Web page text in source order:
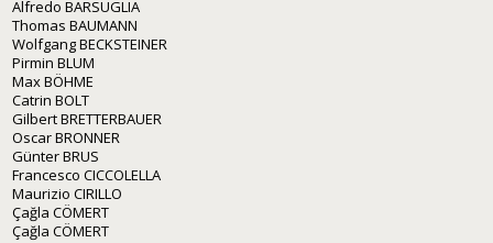
Alfredo BARSUGLIA
Thomas BAUMANN
Wolfgang BECKSTEINER
Pirmin BLUM
Max BÖHME
Catrin BOLT
Gilbert BRETTERBAUER
Oscar BRONNER
Günter BRUS
Francesco CICCOLELLA
Maurizio CIRILLO
Çağla CÖMERT
Çağla CÖMERT